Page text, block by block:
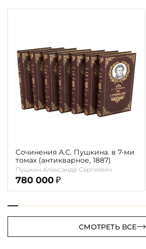
Сочинения А.С. Пушкина. в 7-ми
томах (антикварное, 1887)
Пушкин Александр Сергеевич
780 000 ₽
СМОТРЕТЬ ВСЕ